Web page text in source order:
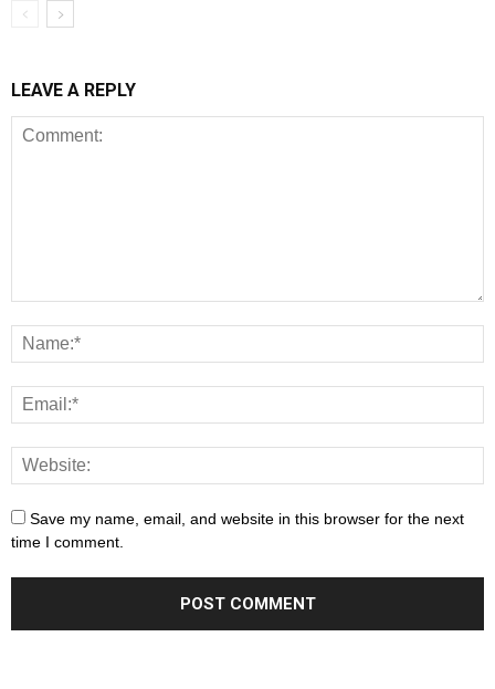
LEAVE A REPLY
Save my name, email, and website in this browser for the next
time I comment.